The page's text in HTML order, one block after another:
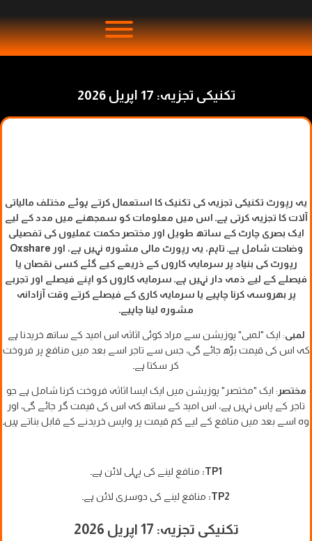
تکنیکی تجزیہ: 17 اپریل 2026
یہ رپورٹ تکنیکی تجزیہ کی تکنیک کا استعمال کرتے ہوئے مختلف مالیاتی
آلات کا تجزیہ کرتی ہے۔ اس میں معلومات کو سمجھنے میں مدد کے لیے
ایک بصری چارٹ کے ساتھ طویل اور مختصر حکمت عملیوں کی تفصیلی
وضاحت شامل ہے۔ تاہم، یہ رپورٹ مالی مشورہ نہیں ہے، اور Oxshare
رپورٹ کی بنیاد پر سرمایہ کاروں کے ذریعے کیے گئے کسی نقصان یا
فیصلے کے لیے ذمہ دار نہیں ہے۔ سرمایہ کاروں کو اپنے فیصلے اور تجربے
پر بھروسہ کرنا چاہیے یا سرمایہ کاری کے فیصلے کرتے وقت آزادانہ
مشورہ لینا چاہیے۔
لمبی: ایک "لمبی" پوزیشن سے مراد کوئی اثاثہ اس امید کے ساتھ خریدنا ہے
کہ اس کی قیمت بڑھ جائے گی، جس سے تاجر اسے بعد میں منافع پر فروخت
کر سکتا ہے۔
مختصر : ایک "مختصر" پوزیشن میں ایک ایسا اثاثہ فروخت کرنا شامل ہے جو
تاجر کے پاس نہیں ہے، اس امید کے ساتھ کہ اس کی قیمت گر جائے گی، اور
وہ اسے بعد میں منافع کے لیے کم قیمت پر واپس خریدنے کے قابل بناتے ہیں۔
TP1: منافع لینے کی پہلی لائن ہے۔
TP2: منافع لینے کی دوسری لائن ہے۔
تکنیکی تجزیہ: 17 اپریل 2026